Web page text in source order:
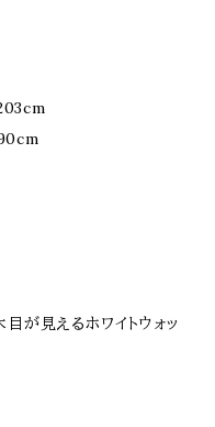
目が見えるホワイトウォッ